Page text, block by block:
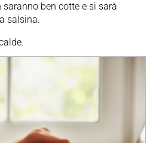
ben cotte e si sarà
salsina.